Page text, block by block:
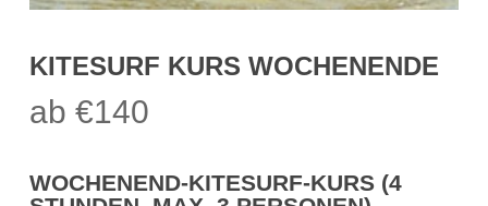
KITESURF KURS WOCHENENDE
ab €140
WOCHENEND-KITESURF-KURS (4